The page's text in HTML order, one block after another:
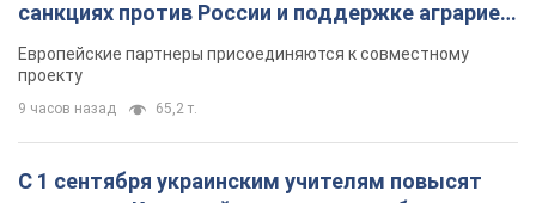
санкциях против России и поддержке аграриев.
Видео
Европейские партнеры присоединяются к совместному
проекту
9 часов назад 65,2 т.
С 1 сентября украинским учителям повысят